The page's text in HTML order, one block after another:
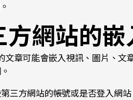
方網站的
文章可能會嵌入視訊、圖片、文
三方網站的帳號或是否登入網